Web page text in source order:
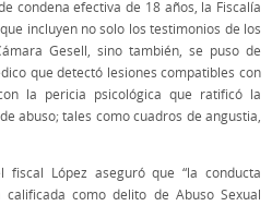
condena efectiva de 18 años, la Fiscalía
incluyen no solo los testimonios de los
Gesell, sino también, se puso de
que detectó lesiones compatibles con
la pericia psicológica que ratificó la
abuso; tales como cuadros de angustia,
López aseguró que “la conducta
como delito de Abuso Sexual